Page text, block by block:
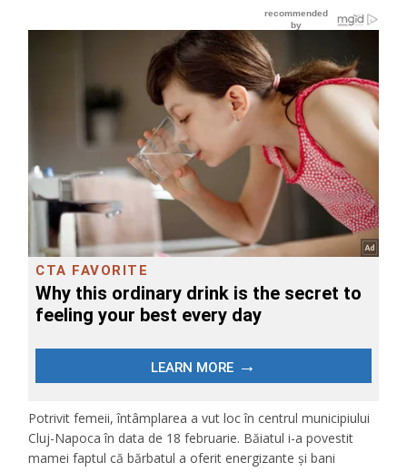
Potrivit femeii, întâmplarea a vut loc în centrul municipiului
Cluj-Napoca în data de 18 februarie. Băiatul i-a povestit
mamei faptul că bărbatul a oferit energizante și bani